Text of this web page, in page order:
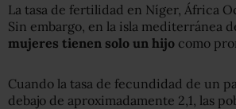
La tasa de fertilidad en Níger, África
Sin embargo, en la isla mediterránea
mujeres tienen solo un hijo como
Cuando la tasa de fecundidad de un
debajo de aproximadamente 2,1, las